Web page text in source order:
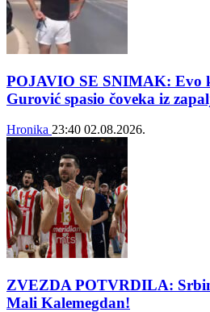
POJAVIO SE SNIMAK: Evo
Gurović spasio čoveka iz
Hronika 23:40 02.08.2026.
ZVEZDA POTVRDILA:
Mali Kalemegdan!